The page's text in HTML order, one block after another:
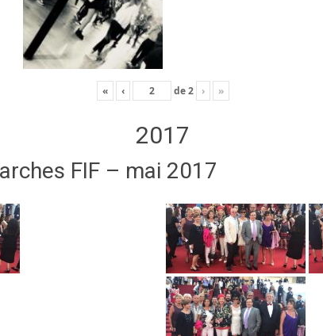
« ‹ de2 › »
2017
FIF – mai 2017